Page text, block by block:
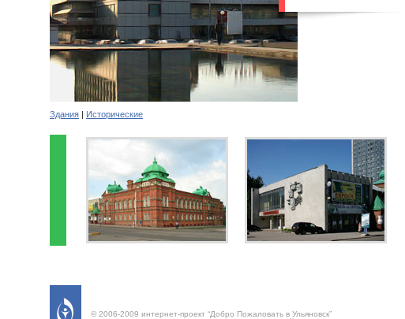
Здания | Исторические
© 2006-2009 интернет-проект “Добро Пожаловать в Ульяновск”